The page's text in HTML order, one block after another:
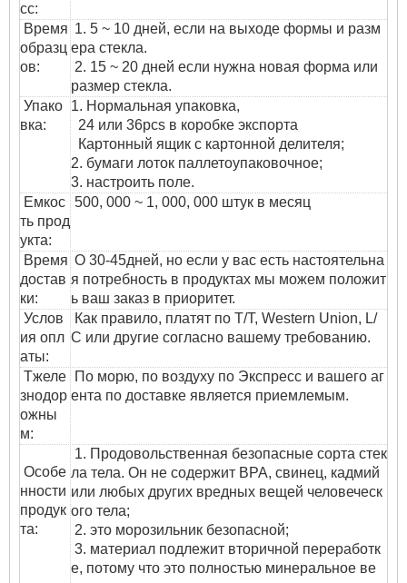
сс:
Время
образц
ов:
1. 5 ~ 10 дней, если на выходе формы и разм
ера стекла.
2. 15 ~ 20 дней если нужна новая форма или
размер стекла.
Упако
вка:
1. Нормальная упаковка,
24 или 36pcs в коробке экспорта
Картонный ящик с картонной делителя;
2. бумаги лоток паллетоупаковочное;
3. настроить поле.
Емкос
ть прод
укта:
500, 000 ~ 1, 000, 000 штук в месяц
Время
достав
ки:
О 30-45дней, но если у вас есть настоятельна
я потребность в продуктах мы можем положит
ь ваш заказ в приоритет.
Услов
ия опл
аты:
Как правило, платят по T/T, Western Union, L/
C или другие согласно вашему требованию.
Tжеле
знодор
ожны
м:
По морю, по воздуху по Экспресс и вашего аг
ента по доставке является приемлемым.
Особе
нности
продук
та:
1. Продовольственная безопасные сорта стек
ла тела. Он не содержит BPA, свинец, кадмий
или любых других вредных вещей человеческ
ого тела;
2. это морозильник безопасной;
3. материал подлежит вторичной переработк
е, потому что это полностью минеральное ве